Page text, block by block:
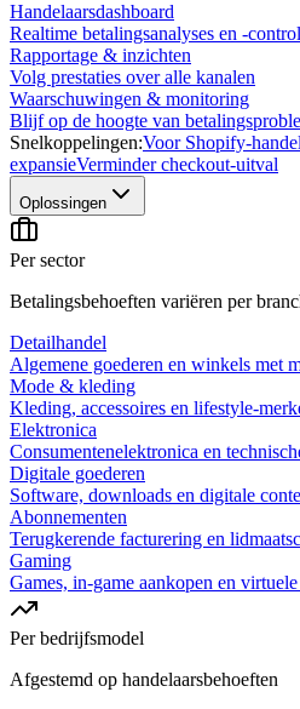
Handelaarsdashboard
Realtime betalingsanalyses en -
Rapportage & inzichten
Volg prestaties over alle kanalen
Waarschuwingen & monitoring
Blijf op de hoogte van
Snelkoppelingen:Voor Shopify-
expansieVerminder checkout-uitval
Oplossingen
Per sector
Betalingsbehoeften variëren per
Detailhandel
Algemene goederen en winkels met
Mode & kleding
Kleding, accessoires en lifestyle-
Elektronica
Consumentenelektronica en
Digitale goederen
Software, downloads en digitale
Abonnementen
Terugkerende facturering en
Gaming
Games, in-game aankopen en
Per bedrijfsmodel
Afgestemd op handelaarsbehoeften